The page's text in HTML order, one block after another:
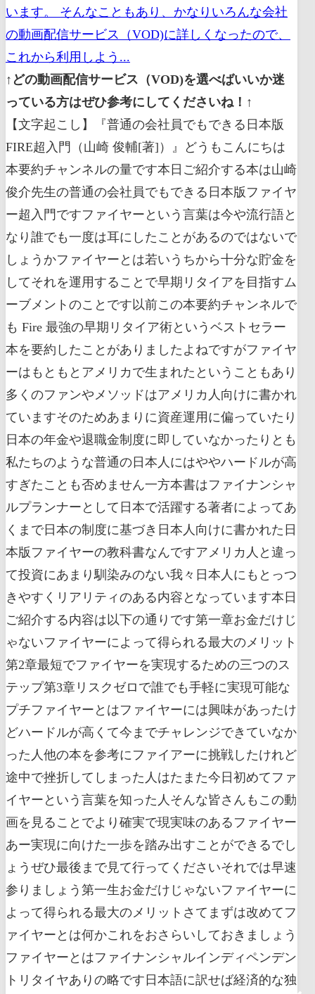
います。 そんなこともあり、かなりいろんな会社
の動画配信サービス（VOD)に詳しくなったので、
これから利用しよう...
↑どの動画配信サービス（VOD)を選べばいいか迷
っている方はぜひ参考にしてくださいね！↑
【文字起こし】『普通の会社員でもできる日本版
FIRE超入門（山崎 俊輔[著]）』どうもこんにちは
本要約チャンネルの量です本日ご紹介する本は山崎
俊介先生の普通の会社員でもできる日本版ファイヤ
ー超入門ですファイヤーという言葉は今や流行語と
なり誰でも一度は耳にしたことがあるのではないで
しょうかファイヤーとは若いうちから十分な貯金を
してそれを運用することで早期リタイアを目指すム
ーブメントのことです以前この本要約チャンネルで
も Fire 最強の早期リタイア術というベストセラー
本を要約したことがありましたよねですがファイヤ
ーはもともとアメリカで生まれたということもあり
多くのファンやメソッドはアメリカ人向けに書かれ
ていますそのためあまりに資産運用に偏っていたり
日本の年金や退職金制度に即していなかったりとも
私たちのような普通の日本人にはややハードルが高
すぎたことも否めません一方本書はファイナンシャ
ルプランナーとして日本で活躍する著者によってあ
くまで日本の制度に基づき日本人向けに書かれた日
本版ファイヤーの教科書なんですアメリカ人と違っ
て投資にあまり馴染みのない我々日本人にもとっつ
きやすくリアリティのある内容となっています本日
ご紹介する内容は以下の通りです第一章お金だけじ
ゃないファイヤーによって得られる最大のメリット
第2章最短でファイヤーを実現するための三つのス
テップ第3章リスクゼロで誰でも手軽に実現可能な
プチファイヤーとはファイヤーには興味があったけ
どハードルが高くて今までチャレンジできていなか
った人他の本を参考にファイアーに挑戦したけれど
途中で挫折してしまった人はたまた今日初めてファ
イヤーという言葉を知った人そんな皆さんもこの動
画を見ることでより確実で現実味のあるファイヤー
あー実現に向けた一歩を踏み出すことができるでし
ょうぜひ最後まで見て行ってくださいそれでは早速
参りましょう第一生お金だけじゃないファイヤーに
よって得られる最大のメリットさてまずは改めてフ
ァイヤーとは何かこれをおさらいしておきましょう
ファイヤーとはファイナンシャルインディペンデン
トリタイヤありの略です日本語に訳せば経済的な独